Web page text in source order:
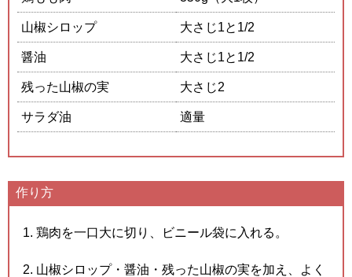
山椒シロップ 大さじ1と1/2
醤油 大さじ1と1/2
残った山椒の実 大さじ2
サラダ油 適量
作り方
鶏肉を一口大に切り、ビニール袋に入れる。
山椒シロップ・醤油・残った山椒の実を加え、よく